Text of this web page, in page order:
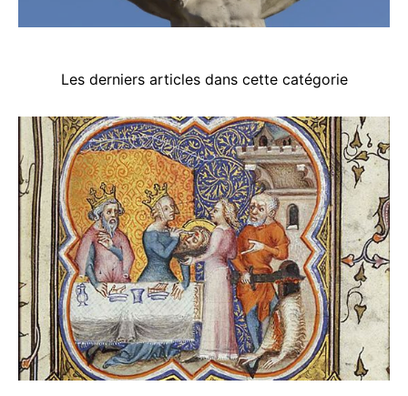
Les derniers articles dans cette catégorie